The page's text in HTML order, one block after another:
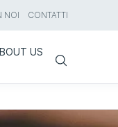
NOI CONTATTI
US
Search